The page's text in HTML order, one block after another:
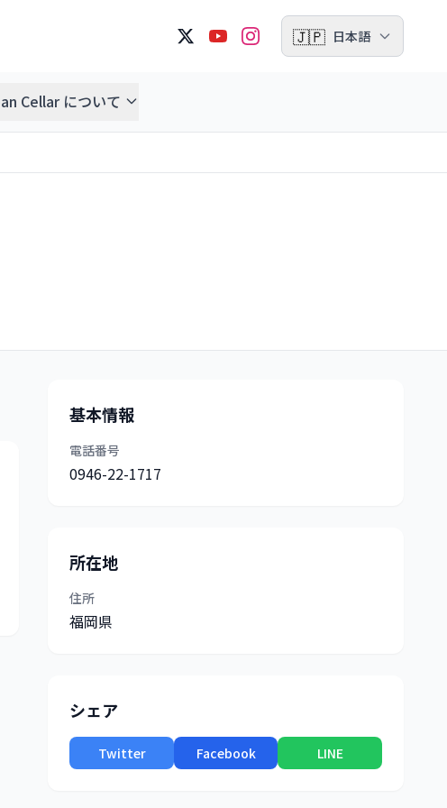
🇯🇵 日本語
Cellar について
基本情報
電話番号
0946-22-1717
所在地
住所
福岡県
シェア
Twitter Facebook LINE